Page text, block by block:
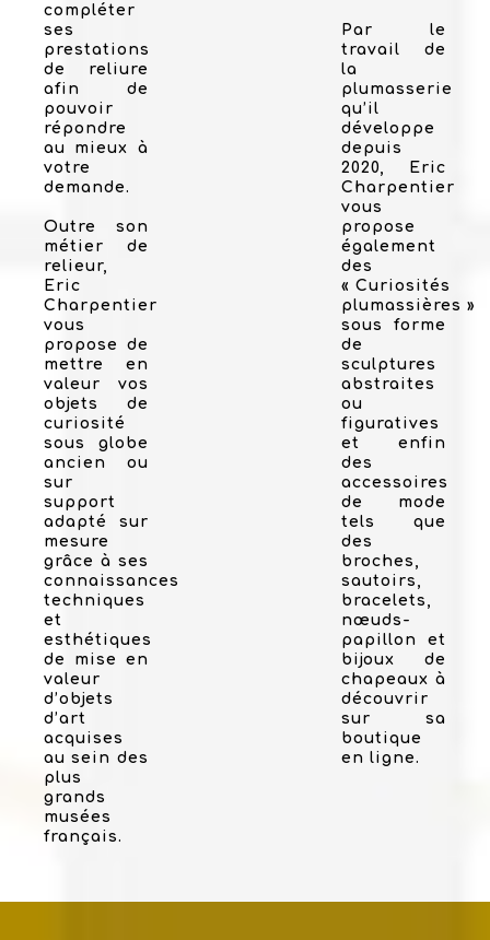
compléter
ses
prestations
de reliure
afin de
pouvoir
répondre
au mieux à
votre
demande.
Outre son
métier de
relieur,
Eric
Charpentier
vous
propose de
mettre en
valeur vos
objets de
curiosité
sous globe
ancien ou
sur
support
adapté sur
mesure
grâce à ses
connaissances
techniques
et
esthétiques
de mise en
valeur
d’objets
d’art
acquises
au sein des
plus
grands
musées
français.
Par le
travail de
la
plumasserie
qu’il
développe
depuis
2020, Eric
Charpentier
vous
propose
également
des
« Curiosités
plumassières »
sous forme
de
sculptures
abstraites
ou
figuratives
et enfin
des
accessoires
de mode
tels que
des
broches,
sautoirs,
bracelets,
nœuds-
papillon et
bijoux de
chapeaux à
découvrir
sur sa
boutique
en ligne.